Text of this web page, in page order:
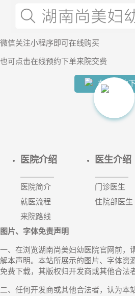
微信关注小程序即可在线购买
也可 点击在线预约下单来院交费
在线预约
医院介绍
医院简介
就医流程
来院路线
医生介绍
门诊医生
住院部医生
图片、字体免责声明
一、在浏览湖南尚美妇幼医院官网前，
解本声明。本站所展示的图片、字体资
免费下载，其版权归开发商或其他合法
二、任何开发商或其他合法者，认为本